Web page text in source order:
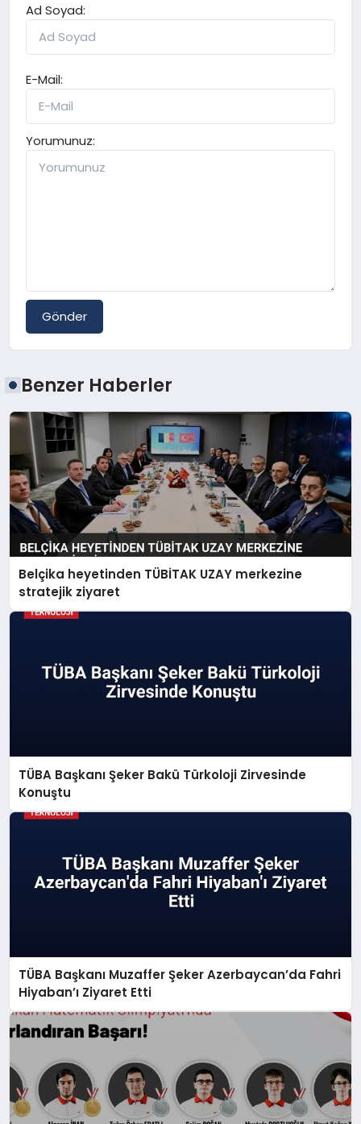
Ad Soyad:
E-Mail:
Yorumunuz:
Gönder
Benzer Haberler
Belçika heyetinden TÜBİTAK UZAY merkezine
stratejik ziyaret
TÜBA Başkanı Şeker Bakü Türkoloji Zirvesinde
Konuştu
TÜBA Başkanı Muzaffer Şeker Azerbaycan’da Fahri
Hiyaban’ı Ziyaret Etti